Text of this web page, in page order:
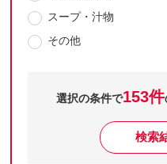
スープ・汁物
その他
選択の条件で153件
検索